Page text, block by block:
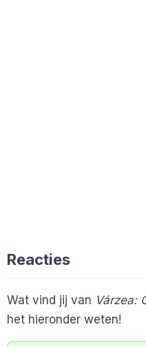
Reacties
Wat vind jij van Várzea:
het hieronder weten!